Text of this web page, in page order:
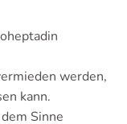
werden,
kann.
Sinne